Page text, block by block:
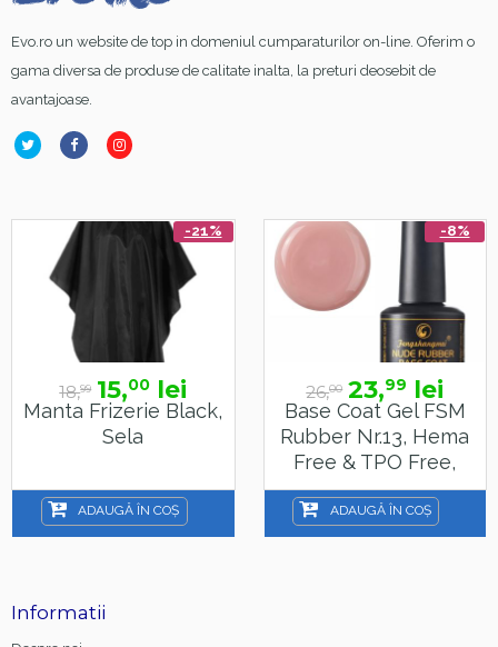
Evo.ro un website de top in domeniul cumparaturilor on-line. Oferim o
gama diversa de produse de calitate inalta, la preturi deosebit de
avantajoase.
-21%
18,99 15,00 lei
Manta Frizerie Black,
Sela
ADAUGĂ ÎN COȘ
-8%
26,00 23,99 lei
Base Coat Gel FSM
Rubber Nr.13, Hema
Free & TPO Free,
15ml
ADAUGĂ ÎN COȘ
Informatii